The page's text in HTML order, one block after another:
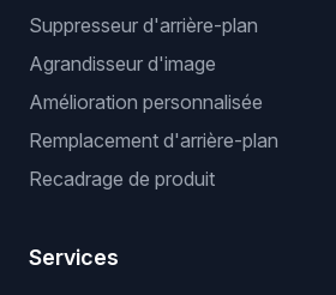
Suppresseur d'arrière-plan
Agrandisseur d'image
Amélioration personnalisée
Remplacement d'arrière-plan
Recadrage de produit
Services